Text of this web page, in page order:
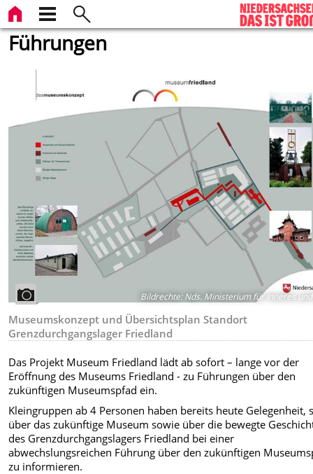
Führungen
Bildrechte:Nds. Ministerium für Inneres
Museumskonzept und Übersichtsplan Standort
Grenzdurchgangslager Friedland
Das Projekt Museum Friedland lädt ab sofort – lange vor der
Eröffnung des Museums Friedland - zu Führungen über den
zukünftigen Museumspfad ein.
Kleingruppen ab 4 Personen haben bereits heute Gelegenheit,
über das zukünftige Museum sowie über die bewegte
des Grenzdurchgangslagers Friedland bei einer
abwechslungsreichen Führung über den zukünftigen
zu informieren.